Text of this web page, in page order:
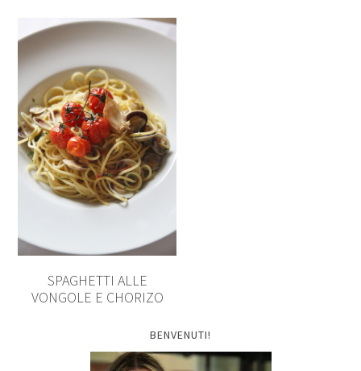
SPAGHETTI ALLE
VONGOLE E CHORIZO
BENVENUTI!